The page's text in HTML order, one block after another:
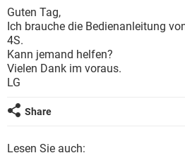
WHATSAPP
FACEBOOK
WINDOWS 10
WHATSAPP
FACEBOOK
SPIELE
ANDROID IOS
WINDOWS 10
WHATSAPP
FACEBOOK
Guten Tag,
Ich brauche die Bedienanleitung
4S.
Kann jemand helfen?
Vielen Dank im voraus.
LG
Share
Lesen Sie auch: